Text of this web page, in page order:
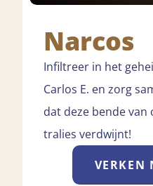
Narcos
Infiltreer in het
Carlos E. en zorg
dat deze bende
tralies verdwijnt!
VERKEN